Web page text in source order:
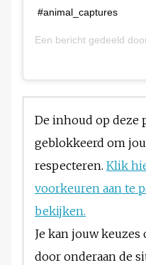
#animal_captures
Een bericht gedeeld
De inhoud op deze
geblokkeerd om
respecteren. Klik
voorkeuren aan te
bekijken.
Je kan jouw
door onderaan de